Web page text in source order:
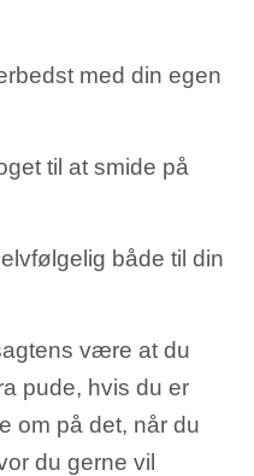
med din egen
til at smide på
både til din
være at du
pude, hvis du er
om på det, når du
du gerne vil